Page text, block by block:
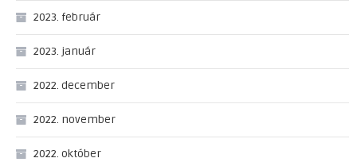
2023. február
2023. január
2022. december
2022. november
2022. október